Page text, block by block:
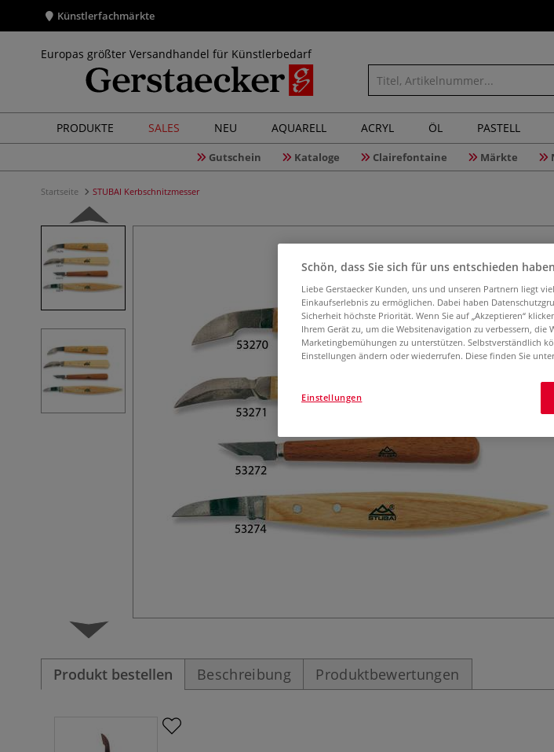
Künstlerfachmärkte
Europas größter Versandhandel für Künstlerbedarf
PRODUKTE SALES NEU AQUARELL ACRYL ÖL PASTELL
Gutschein Kataloge Clairefontaine Märkte
Startseite STUBAI Kerbschnitzmesser
Produkt bestellen Beschreibung Produktbewertungen
Schön, dass Sie sich für uns entschieden
Liebe Gerstaecker Kunden, uns und unseren Partnern liegt
Einkaufserlebnis zu ermöglichen. Dabei haben
Sicherheit höchste Priorität. Wenn Sie auf „Akzeptieren“
Ihrem Gerät zu, um die Websitenavigation zu verbessern, die
Marketingbemühungen zu unterstützen. Selbstverständlich
Einstellungen ändern oder wiederrufen. Diese finden Sie unter
Einstellungen